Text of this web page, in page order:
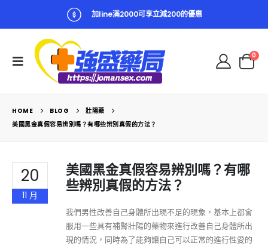
加line滿2000可享立減200的優惠
0
HOME BLOG
壯陽藥
美國黑金真假容易辨別嗎？有哪些辨別真假的方法？
20
11 月
美國黑金真假容易辨別嗎？有哪
些辨別真假的方法？
我們男性改善自己身體所出現不足的現象，基本上都會
服用一些具有補腎壯陽的藥物來進行改善自己身體所出
現的情況，同時為了能夠讓自己可以正常的進行性愛的